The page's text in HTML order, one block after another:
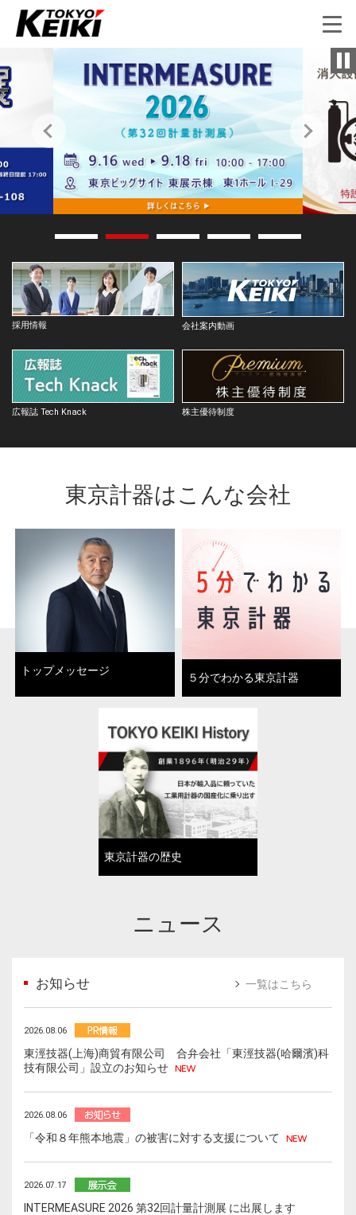
採用情報 会社案内動画
広報誌 Tech Knack 株主優待制度
東京計器はこんな会社
トップメッセージ
５分でわかる東京計器
東京計器の歴史
ニュース
お知らせ 一覧はこちら
2026.08.06
東涇技器(上海)商貿有限公司 合弁会社「東涇技器(哈爾濱)科
技有限公司」設立のお知らせ
2026.08.06
「令和８年熊本地震」の被害に対する支援について
2026.07.17
INTERMEASURE 2026 第32回計量計測展 に出展します